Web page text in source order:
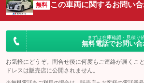
無料 この車両に関するお問い
まずは在庫確認・見積り
無料電話でお問い合
お気軽にどうぞ。問合せ後に何度もご連絡が届くこ
ドレスは販売店に公開されません。